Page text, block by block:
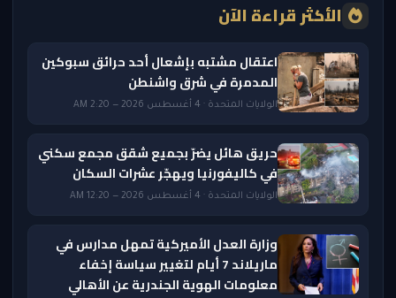
الأكثر قراءة الآن
اعتقال مشتبه بإشعال أحد حرائق سبوكين
المدمرة في شرق واشنطن
الولايات المتحدة · 4 أغسطس 2026 — 2:20 AM
حريق هائل يضرّ بجميع شقق مجمع سكني
في كاليفورنيا ويهجّر عشرات السكان
الولايات المتحدة · 4 أغسطس 2026 — 12:20 AM
وزارة العدل الأميركية تمهل مدارس في
ماريلاند 7 أيام لتغيير سياسة إخفاء
معلومات الهوية الجندرية عن الأهالي